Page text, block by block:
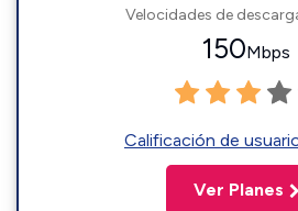
Velocidades de
150Mbps
Calificación de
Ver Planes